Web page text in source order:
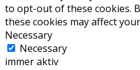
to opt-out of these cookies.
these cookies may affect
Necessary
Necessary
immer aktiv